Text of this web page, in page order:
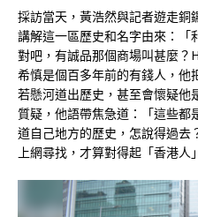
採訪當天，黃浩然與記者遊走銅
講解這一區歷史和名字由來：
對吧，有誠品那個商場叫甚麼
希慎是個百多年前的有錢人，
若懸河道出歷史，甚至會懷疑他
質疑，他語帶焦急道：「這些都
道自己地方的歷史，怎說得過去
上網尋找，才算對得起「香港人